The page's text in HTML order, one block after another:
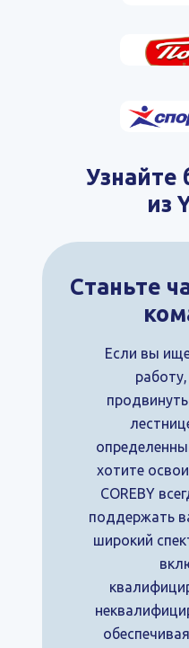
Станьте
Если вы
хотите
COREBY
поддержать
широкий
Узнайте
из